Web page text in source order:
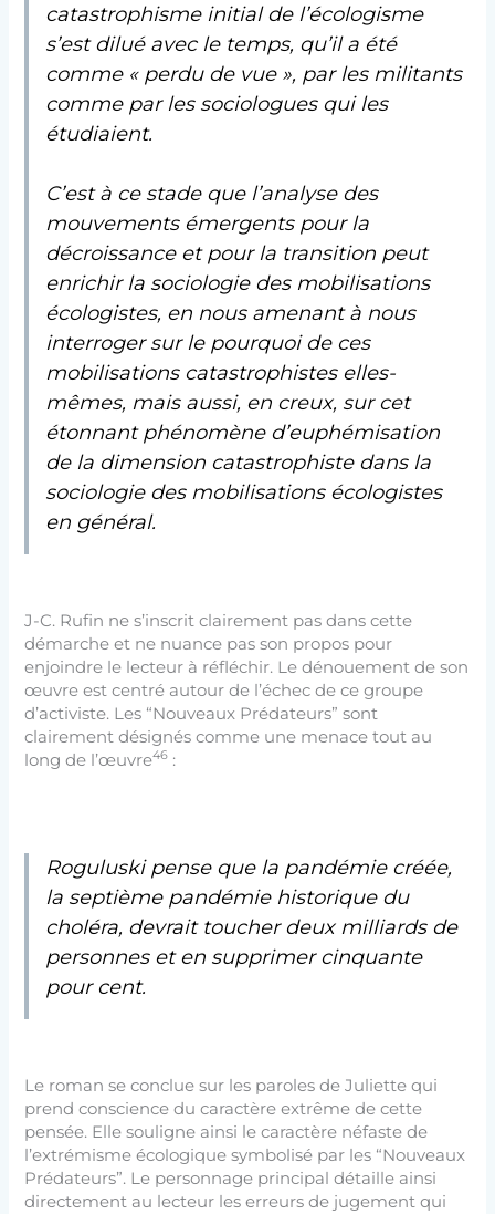
catastrophisme initial de l’écologisme
s’est dilué avec le temps, qu’il a été
comme « perdu de vue », par les militants
comme par les sociologues qui les
étudiaient.
C’est à ce stade que l’analyse des
mouvements émergents pour la
décroissance et pour la transition peut
enrichir la sociologie des mobilisations
écologistes, en nous amenant à nous
interroger sur le pourquoi de ces
mobilisations catastrophistes elles-
mêmes, mais aussi, en creux, sur cet
étonnant phénomène d’euphémisation
de la dimension catastrophiste dans la
sociologie des mobilisations écologistes
en général.
J-C. Rufin ne s’inscrit clairement pas dans cette
démarche et ne nuance pas son propos pour
enjoindre le lecteur à réfléchir. Le dénouement de son
œuvre est centré autour de l’échec de ce groupe
d’activiste. Les “Nouveaux Prédateurs” sont
clairement désignés comme une menace tout au
long de l’œuvre46 :
Roguluski pense que la pandémie créée,
la septième pandémie historique du
choléra, devrait toucher deux milliards de
personnes et en supprimer cinquante
pour cent.
Le roman se conclue sur les paroles de Juliette qui
prend conscience du caractère extrême de cette
pensée. Elle souligne ainsi le caractère néfaste de
l’extrémisme écologique symbolisé par les “Nouveaux
Prédateurs”. Le personnage principal détaille ainsi
directement au lecteur les erreurs de jugement qui